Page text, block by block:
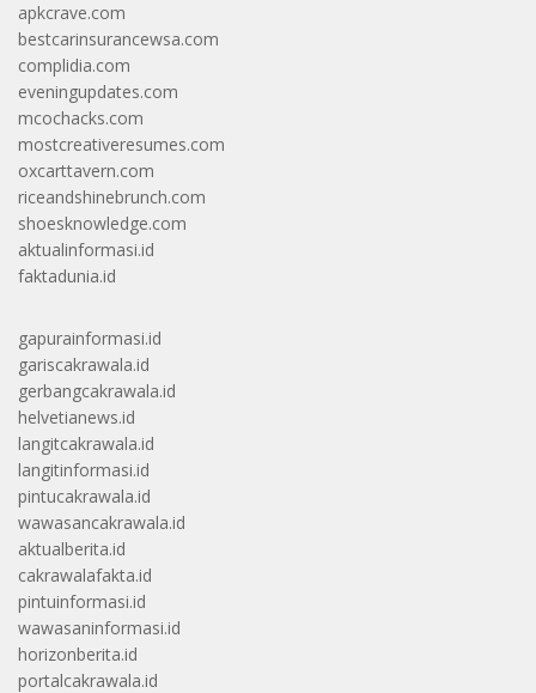
apkcrave.com
bestcarinsurancewsa.com
complidia.com
eveningupdates.com
mcochacks.com
mostcreativeresumes.com
oxcarttavern.com
riceandshinebrunch.com
shoesknowledge.com
aktualinformasi.id
faktadunia.id
gapurainformasi.id
gariscakrawala.id
gerbangcakrawala.id
helvetianews.id
langitcakrawala.id
langitinformasi.id
pintucakrawala.id
wawasancakrawala.id
aktualberita.id
cakrawalafakta.id
pintuinformasi.id
wawasaninformasi.id
horizonberita.id
portalcakrawala.id